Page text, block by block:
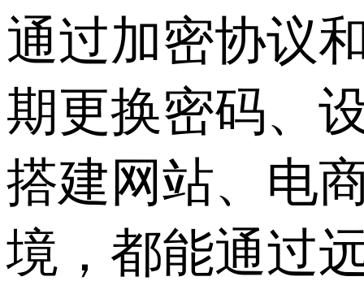
通过加密协议
期更换密码、
搭建网站、电
境，都能通过